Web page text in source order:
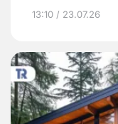
13:10 / 23.07.26